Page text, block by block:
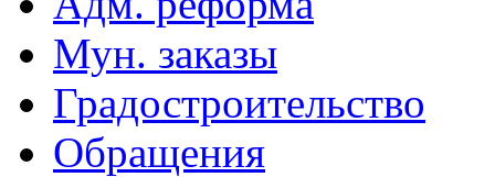
Мун. заказы
Градостроительство
Обращения